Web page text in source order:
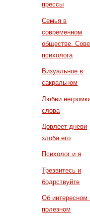
прессы
Семья в
современном
обществе.
психолога
Визуальное в
сакральном
Любви
слова
Довлеет дневи
злоба его
Психолог и я
Трезвитесь и
бодрствуйте
Об интересном
полезном